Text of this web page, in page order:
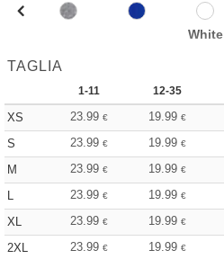
White
TAGLIA
1-11 12-35
XS 23.99 € 19.99 €
S
23.99 € 19.99 €
M
23.99 € 19.99 €
L
23.99 € 19.99 €
XL
23.99 € 19.99 €
2XL
23.99 € 19.99 €